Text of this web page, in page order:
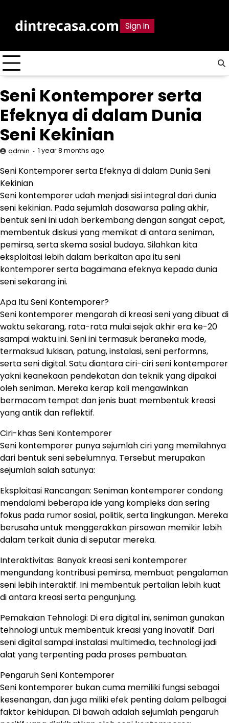
contentdintrecasa.com Sign In
Seni Kontemporer serta
Efeknya di dalam Dunia
Seni Kekinian
admin 1 year 8 months ago
Seni Kontemporer serta Efeknya di dalam Dunia Seni
Kekinian
Seni kontemporer udah menjadi sisi integral dari dunia
seni kekinian. Pada sejumlah dasawarsa paling akhir,
bentuk seni ini udah berkembang dengan sangat cepat,
membentuk diskusi yang memikat di antara seniman,
pemirsa, serta skema sosial budaya. Silahkan kita
eksploitasi lebih dalam berkaitan apa itu seni
kontemporer serta bagaimana efeknya kepada dunia
seni sekarang ini.
Apa Itu Seni Kontemporer?
Seni kontemporer mengarah di kreasi seni yang dibuat di
waktu sekarang, rata-rata mulai sejak akhir era ke-20
sampai waktu ini. Seni ini termasuk beraneka mode,
termaksud lukisan, patung, instalasi, seni performns,
serta seni digital. Satu diantara ciri-ciri seni kontemporer
yakni keanekaan pendekatan dan teknik yang dipakai
oleh seniman. Mereka kerap kali mengawinkan
bermacam tempat dan jenis buat membentuk kreasi
yang antik dan reflektif.
Ciri-khas Seni Kontemporer
Seni kontemporer punya sejumlah ciri yang memilahnya
dari bentuk seni sebelumnya. Tersebut merupakan
sejumlah salah satunya:
Eksploitasi Rancangan: Seniman kontemporer condong
mendalami beberapa ide yang kompleks dan sering
fokus pada rumor sosial, politik, serta lingkungan. Mereka
berusaha untuk menggerakkan pirsawan memikir lebih
dalam terkait dunia di seputar mereka.
Interaktivitas: Banyak kreasi seni kontemporer
mengundang kontribusi pemirsa, membuat pengalaman
seni lebih interaktif. Ini membentuk pertalian lebih kuat
di antara kreasi serta pengunjung.
Pemakaian Tehnologi: Di era digital ini, seniman gunakan
tehnologi untuk membentuk kreasi yang inovatif. Dari
seni digital sampai instalasi multimedia, technologi jadi
alat yang terpenting pada proses pembuatan.
Pengaruh Seni Kontemporer
Seni kontemporer bukan cuma memiliki fungsi sebagai
kesenangan, dan juga miliki efek penting dalam pelbagai
faktor kehidupan. Di bawah adalah sejumlah pengaruh